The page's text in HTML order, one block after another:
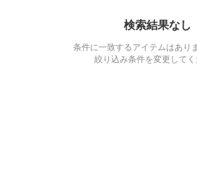
検索結果なし
条件に一致するアイテムはあり
絞り込み条件を変更して